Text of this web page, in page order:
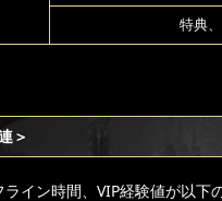
特典
＞
イン時間、VIP経験値が以